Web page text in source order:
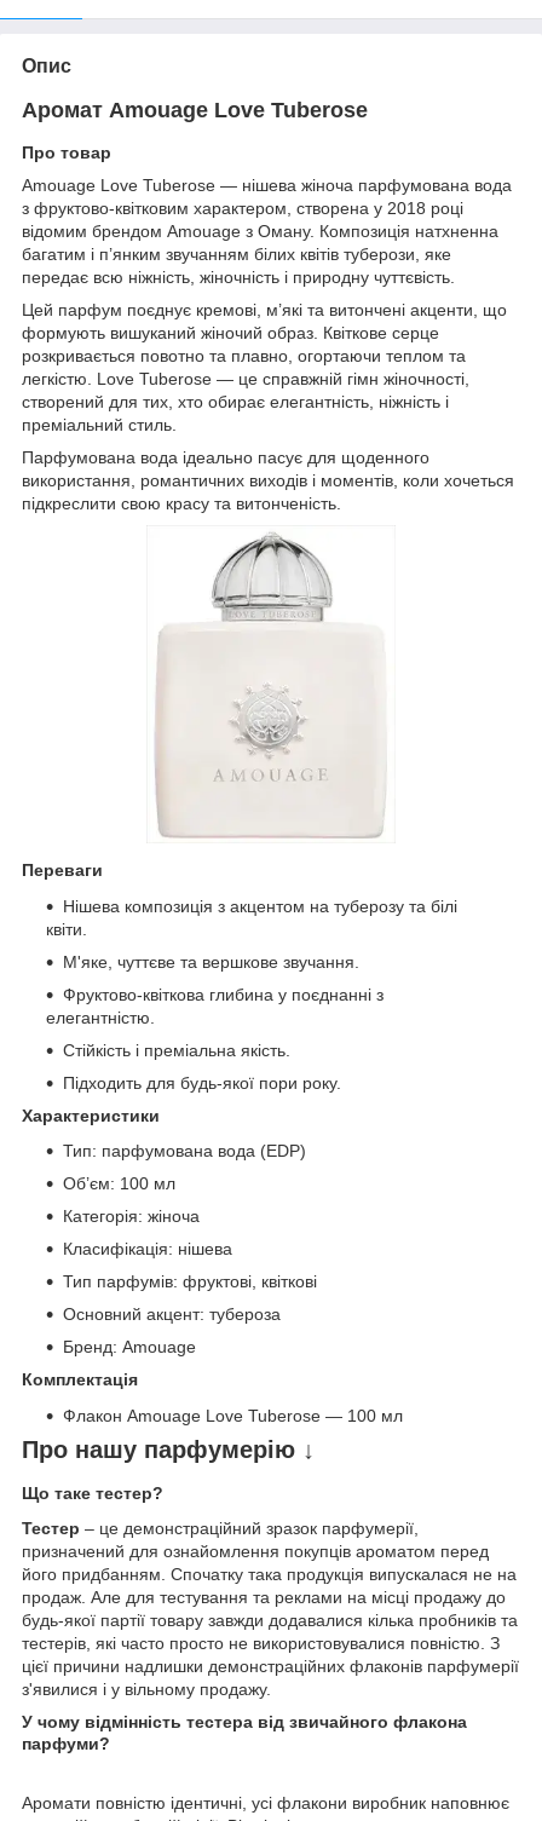
Опис
Аромат Amouage Love Tuberose
Про товар
Amouage Love Tuberose — нішева жіноча парфумована вода
з фруктово-квітковим характером, створена у 2018 році
відомим брендом Amouage з Оману. Композиція натхненна
багатим і п’янким звучанням білих квітів туберози, яке
передає всю ніжність, жіночність і природну чуттєвість.
Цей парфум поєднує кремові, м’які та витончені акценти, що
формують вишуканий жіночий образ. Квіткове серце
розкривається повотно та плавно, огортаючи теплом та
легкістю. Love Tuberose — це справжній гімн жіночності,
створений для тих, хто обирає елегантність, ніжність і
преміальний стиль.
Парфумована вода ідеально пасує для щоденного
використання, романтичних виходів і моментів, коли хочеться
підкреслити свою красу та витонченість.
Переваги
Нішева композиція з акцентом на туберозу та білі
квіти.
М'яке, чуттєве та вершкове звучання.
Фруктово-квіткова глибина у поєднанні з
елегантністю.
Стійкість і преміальна якість.
Підходить для будь-якої пори року.
Характеристики
Тип: парфумована вода (EDP)
Об’єм: 100 мл
Категорія: жіноча
Класифікація: нішева
Тип парфумів: фруктові, квіткові
Основний акцент: тубероза
Бренд: Amouage
Комплектація
Флакон Amouage Love Tuberose — 100 мл
Про нашу парфумерію ↓
Що таке тестер?
Тестер – це демонстраційний зразок парфумерії,
призначений для ознайомлення покупців ароматом перед
його придбанням. Спочатку така продукція випускалася не на
продаж. Але для тестування та реклами на місці продажу до
будь-якої партії товару завжди додавалися кілька пробників та
тестерів, які часто просто не використовувалися повністю. З
цієї причини надлишки демонстраційних флаконів парфумерії
з'явилися і у вільному продажу.
У чому відмінність тестера від звичайного флакона
парфуми?
Аромати повністю ідентичні, усі флакони виробник наповнює